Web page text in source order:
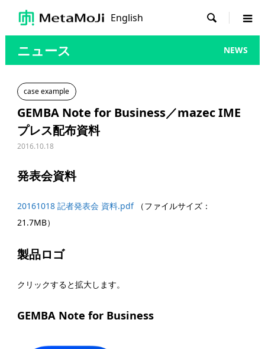
English 
ニュース NEWS
case example
GEMBA Note for Business／mazec IME
プレス配布資料
2016.10.18
発表会資料
20161018 記者発表会 資料.pdf（ファイルサイズ：
21.7MB）
製品ロゴ
クリックすると拡大します。
GEMBA Note for Business